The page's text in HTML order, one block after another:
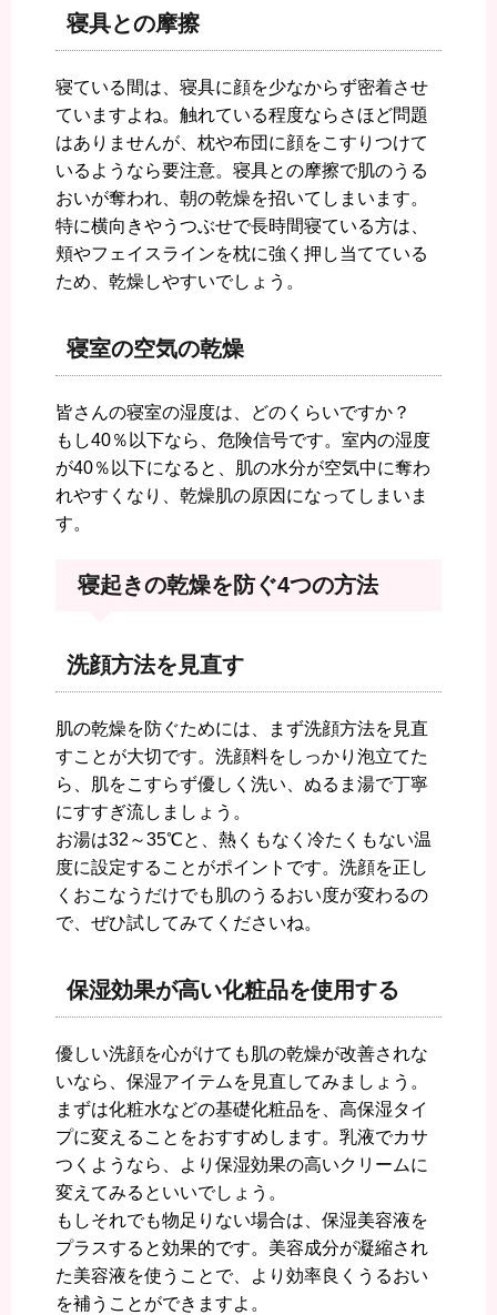
寝具との摩擦
寝ている間は、寝具に顔を少なからず密着させ
ていますよね。触れている程度ならさほど問題
はありませんが、枕や布団に顔をこすりつけて
いるようなら要注意。寝具との摩擦で肌のうる
おいが奪われ、朝の乾燥を招いてしまいます。
特に横向きやうつぶせで長時間寝ている方は、
頬やフェイスラインを枕に強く押し当てている
ため、乾燥しやすいでしょう。
寝室の空気の乾燥
皆さんの寝室の湿度は、どのくらいですか？
もし40％以下なら、危険信号です。室内の湿度
が40％以下になると、肌の水分が空気中に奪わ
れやすくなり、乾燥肌の原因になってしまいま
す。
寝起きの乾燥を防ぐ4つの方法
洗顔方法を見直す
肌の乾燥を防ぐためには、まず洗顔方法を見直
すことが大切です。洗顔料をしっかり泡立てた
ら、肌をこすらず優しく洗い、ぬるま湯で丁寧
にすすぎ流しましょう。
お湯は32～35℃と、熱くもなく冷たくもない温
度に設定することがポイントです。洗顔を正し
くおこなうだけでも肌のうるおい度が変わるの
で、ぜひ試してみてくださいね。
保湿効果が高い化粧品を使用する
優しい洗顔を心がけても肌の乾燥が改善されな
いなら、保湿アイテムを見直してみましょう。
まずは化粧水などの基礎化粧品を、高保湿タイ
プに変えることをおすすめします。乳液でカサ
つくようなら、より保湿効果の高いクリームに
変えてみるといいでしょう。
もしそれでも物足りない場合は、保湿美容液を
プラスすると効果的です。美容成分が凝縮され
た美容液を使うことで、より効率良くうるおい
を補うことができますよ。